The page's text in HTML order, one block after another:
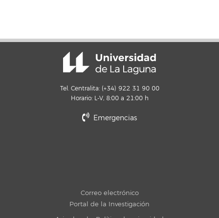
Tel. Centralita: (+34) 922 31 90 00
Horario: L-V, 8:00 a 21:00 h
Emergencias
Correo electrónico
Portal de la Investigación